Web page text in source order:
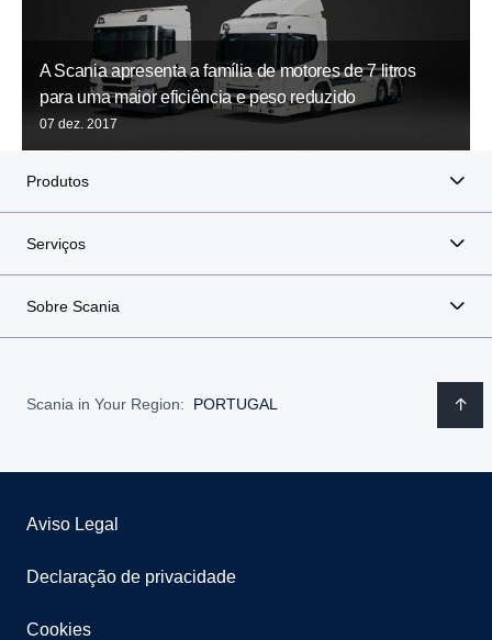
A Scania apresenta a família de motores de 7 litros
para uma maior eficiência e peso reduzido
07 dez. 2017
Produtos
Serviços
Sobre Scania
Scania in Your Region: PORTUGAL
Aviso Legal
Declaração de privacidade
Cookies